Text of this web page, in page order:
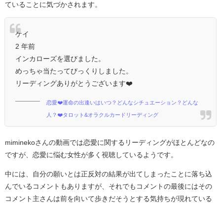
ていることに気づかされます。
ケイ
2 年前
インカローズを選びました。
めっちゃ当たってびっくりしました。
リーディングありがとうございます❤️
恋愛❤️運命の出逢いはいつ？どんなシチュエーション？どんな
人？❤️タロット&オラクルカードリーディング
miminekoさんの動画では恋愛に関するリーディングがほとんどなの
ですが、恋愛に悩む女性が多く視聴しているようです。
中には、自分の願いとは正反対の結果が出てしまったことに落ち込
んでいるコメントもありますが、それでもコメントの最後にはその
コメント主さんは前を向いて歩きだそうとする気持ちが現れている